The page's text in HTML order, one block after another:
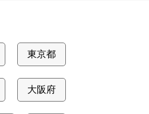
東京都
大阪府